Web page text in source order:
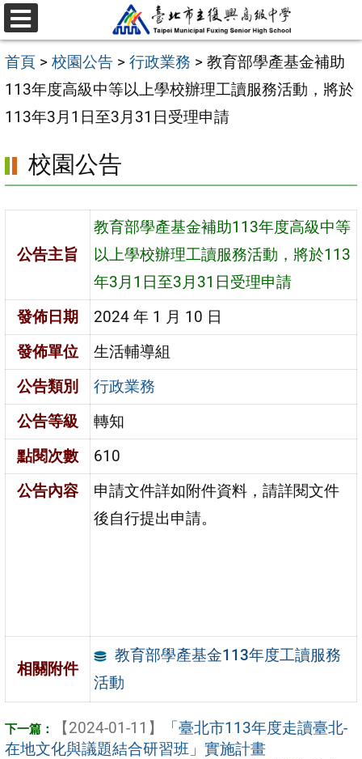
跳
至
主
要
內
區
選
單
首頁 > 校園公告 > 行政業務 > 教育部學產基金補助
113年度高級中等以上學校辦理工讀服務活動，將於
113年3月1日至3月31日受理申請
校園公告
公告主旨
教育部學產基金補助113年度高級中等
以上學校辦理工讀服務活動，將於113
年3月1日至3月31日受理申請
發佈日期
2024 年 1 月 10 日
發佈單位
生活輔導組
公告類別
行政業務
公告等級
轉知
點閱次數
610
公告內容
申請文件詳如附件資料，請詳閱文件
後自行提出申請。
相關附件
教育部學產基金113年度工讀服務
活動
【2024-01-11】
「臺北市113年度走讀臺北-
在地文化與議題結合研習班」實施計畫